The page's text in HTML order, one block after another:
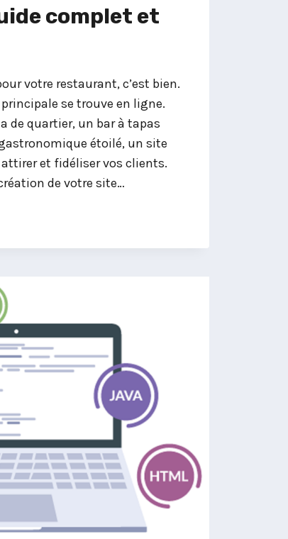
complet et
votre restaurant, c’est bien.
se trouve en ligne.
de quartier, un bar à tapas
étoilé, un site
et fidéliser vos clients.
de votre site…